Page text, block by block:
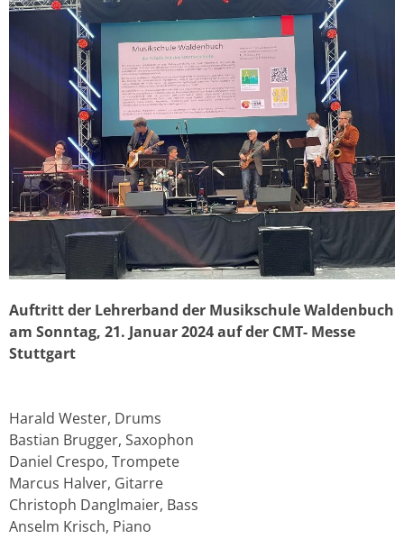
Auftritt der Lehrerband der Musikschule Waldenbuch
am Sonntag, 21. Januar 2024 auf der CMT- Messe
Stuttgart
Harald Wester, Drums
Bastian Brugger, Saxophon
Daniel Crespo, Trompete
Marcus Halver, Gitarre
Christoph Danglmaier, Bass
Anselm Krisch, Piano